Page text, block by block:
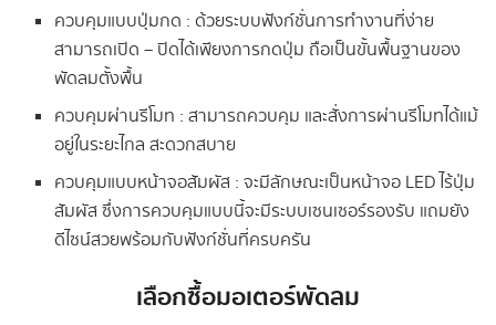
ควบคุมแบบปุ่มกด : ด้วยระบบฟังก์ชั่นการทำงานที่ง่าย
สามารถเปิด – ปิดได้เพียงการกดปุ่ม ถือเป็นขั้นพื้นฐานของ
พัดลมตั้งพื้น
ควบคุมผ่านรีโมท : สามารถควบคุม และสั่งการผ่านรีโมทได้แม้
อยู่ในระยะไกล สะดวกสบาย
ควบคุมแบบหน้าจอสัมผัส : จะมีลักษณะเป็นหน้าจอ LED ไร้ปุ่ม
สัมผัส ซึ่งการควบคุมแบบนี้จะมีระบบเซนเซอร์รองรับ แถมยัง
ดีไซน์สวยพร้อมกับฟังก์ชั่นที่ครบครัน
เลือกซื้อมอเตอร์พัดลม